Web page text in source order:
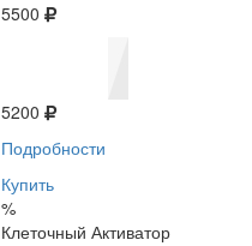
5500
5200
Подробности
Купить
%
Клеточный Активатор